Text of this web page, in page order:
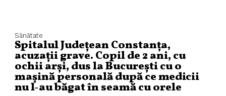
Sănătate
Spitalul Județean Constanța,
acuzații grave. Copil de 2 ani, cu
ochii arși, dus la București cu o
mașină personală după ce medicii
nu l-au băgat în seamă cu orele